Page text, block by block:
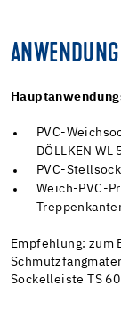
PVC-
DÖLLKEN WL
PVC-
Weich-PVC-
Empfehlung: zum
Sockelleiste TS